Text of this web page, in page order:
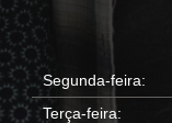
Segunda-feira:
Terça-feira: